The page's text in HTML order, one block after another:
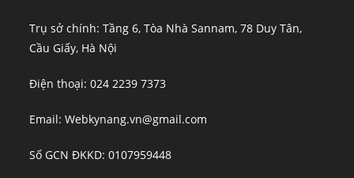
Trụ sở chính: Tầng 6, Tòa Nhà Sannam, 78 Duy Tân,
Cầu Giấy, Hà Nội
Điện thoại: 024 2239 7373
Email: Webkynang.vn@gmail.com
Số GCN ĐKKD: 0107959448